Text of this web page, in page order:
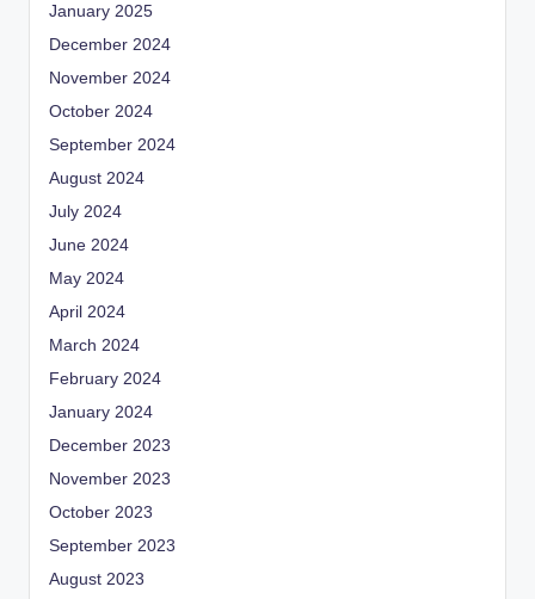
January 2025
December 2024
November 2024
October 2024
September 2024
August 2024
July 2024
June 2024
May 2024
April 2024
March 2024
February 2024
January 2024
December 2023
November 2023
October 2023
September 2023
August 2023